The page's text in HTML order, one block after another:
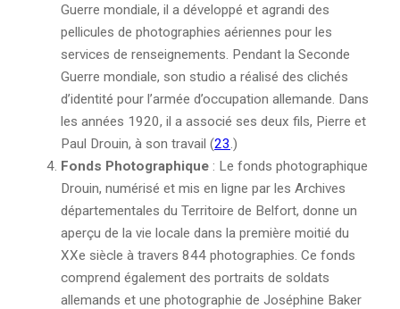
Guerre mondiale, il a développé et agrandi des
pellicules de photographies aériennes pour les
services de renseignements. Pendant la Seconde
Guerre mondiale, son studio a réalisé des clichés
d’identité pour l’armée d’occupation allemande. Dans
les années 1920, il a associé ses deux fils, Pierre et
Paul Drouin, à son travail (23 .)
Fonds Photographique : Le fonds photographique
Drouin, numérisé et mis en ligne par les Archives
départementales du Territoire de Belfort, donne un
aperçu de la vie locale dans la première moitié du
XXe siècle à travers 844 photographies. Ce fonds
comprend également des portraits de soldats
allemands et une photographie de Joséphine Baker